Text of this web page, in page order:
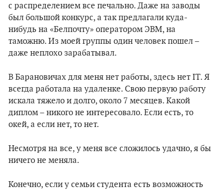
с распределением все печально. Даже на заводы
был большой конкурс, а так предлагали куда-
нибудь на «Белпочту» оператором ЭВМ, на
таможню. Из моей группы один человек пошел –
даже неплохо зарабатывал.
В Барановичах для меня нет работы, здесь нет IT. Я
всегда работала на удаленке. Свою первую работу
искала тяжело и долго, около 7 месяцев. Какой
диплом – никого не интересовало. Если есть, то
окей, а если нет, то нет.
Несмотря на все, у меня все сложилось удачно, я бы
ничего не меняла.
Конечно, если у семьи студента есть возможность